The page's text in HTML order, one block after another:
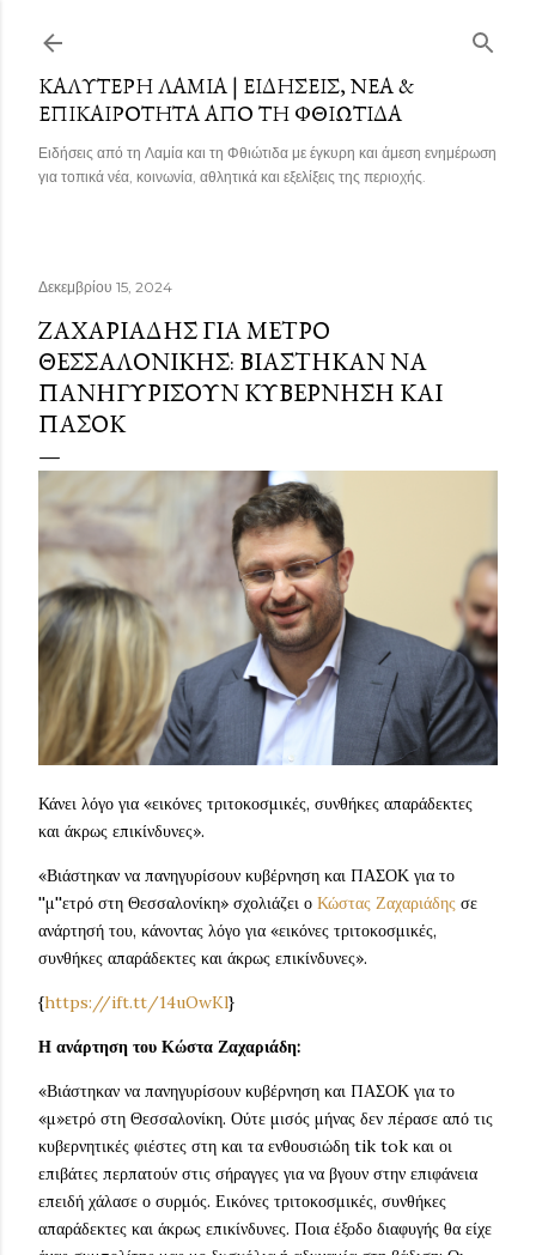
ΚΑΛΎΤΕΡΗ ΛΑΜΊΑ | ΕΙΔΉΣΕΙΣ, ΝΈΑ &
ΕΠΙΚΑΙΡΌΤΗΤΑ ΑΠΌ ΤΗ ΦΘΙΏΤΙΔΑ
Ειδήσεις από τη Λαμία και τη Φθιώτιδα με έγκυρη και άμεση ενημέρωση
για τοπικά νέα, κοινωνία, αθλητικά και εξελίξεις της περιοχής.
Δεκεμβρίου 15, 2024
ΖΑΧΑΡΙΆΔΗΣ ΓΙΑ ΜΕΤΡΌ
ΘΕΣΣΑΛΟΝΊΚΗΣ: ΒΙΆΣΤΗΚΑΝ ΝΑ
ΠΑΝΗΓΥΡΊΣΟΥΝ ΚΥΒΈΡΝΗΣΗ ΚΑΙ
ΠΑΣΟΚ
Κάνει λόγο για «εικόνες τριτοκοσμικές, συνθήκες απαράδεκτες
και άκρως επικίνδυνες».
«Βιάστηκαν να πανηγυρίσουν κυβέρνηση και ΠΑΣΟΚ για το
''μ''ετρό στη Θεσσαλονίκη» σχολιάζει ο Κώστας Ζαχαριάδης σε
ανάρτησή του, κάνοντας λόγο για «εικόνες τριτοκοσμικές,
συνθήκες απαράδεκτες και άκρως επικίνδυνες».
{https://ift.tt/14uOwKl}
Η ανάρτηση του Κώστα Ζαχαριάδη:
«Βιάστηκαν να πανηγυρίσουν κυβέρνηση και ΠΑΣΟΚ για το
«μ»ετρό στη Θεσσαλονίκη. Ούτε μισός μήνας δεν πέρασε από τις
κυβερνητικές φιέστες στη και τα ενθουσιώδη tik tok και οι
επιβάτες περπατούν στις σήραγγες για να βγουν στην επιφάνεια
επειδή χάλασε ο συρμός. Εικόνες τριτοκοσμικές, συνθήκες
απαράδεκτες και άκρως επικίνδυνες. Ποια έξοδο διαφυγής θα είχε